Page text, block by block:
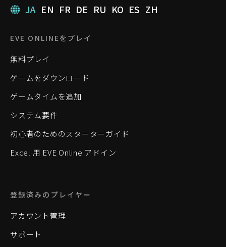
JA EN FR DE RU KO ES ZH
EVE ONLINEをプレイ
無料プレイ
ゲームをダウンロード
ゲームタイムを追加
システム要件
初心者のためのスターターガイド
Excel 用 EVE Online アドイン
登録済みのプレイヤー
アカウント管理
サポート